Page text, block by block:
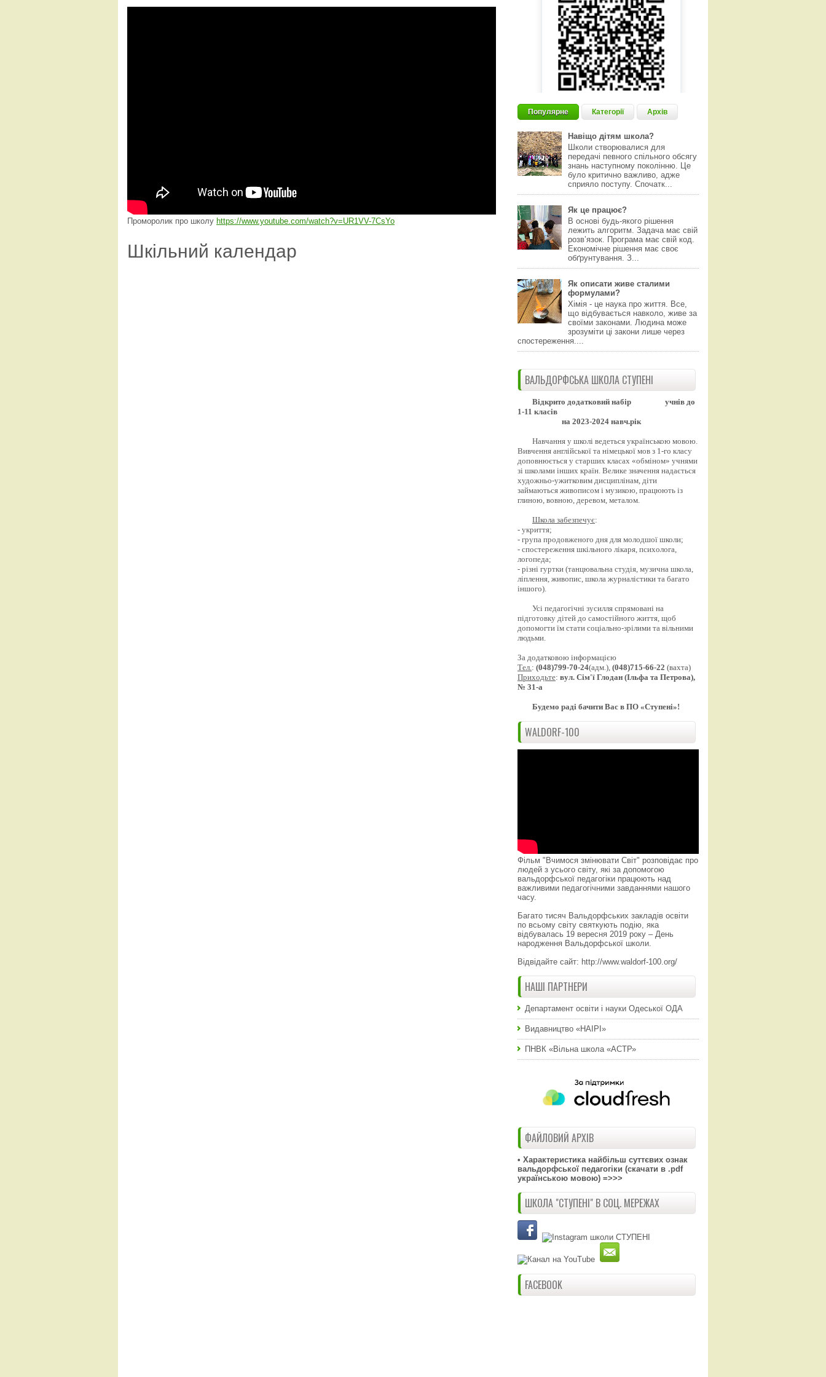
Проморолик про школу https://www.youtube.com/watch?v=UR1VV-7CsYo
Шкільний календар
Популярне Категорії Архів
Навіщо дітям школа?
Школи створювалися для
передачі певного спільного обсягу
знань наступному поколінню. Це
було критично важливо, адже
сприяло поступу. Спочатк...
Як це працює?
В основі будь-якого рішення
лежить алгоритм. Задача має свій
розвʼязок. Програма має свій код.
Економічне рішення має своє
обґрунтування. З...
Як описати живе сталими
формулами?
Хімія - це наука про життя. Все,
що відбувається навколо, живе за
своїми законами. Людина може
зрозуміти ці закони лише через
спостереження....
ВАЛЬДОРФСЬКА ШКОЛА СТУПЕНІ
Відкрито додатковий набір
учнів до
1-11 класів
на 2023-2024 навч.рік
Навчання у школі ведеться українською мовою.
Вивчення англійської та німецької мов з 1-го класу
доповнюється у старших класах «обміном» учнями
зі школами інших країн. Велике значення надається
художньо-ужитковим дисциплінам, діти
займаються живописом і музикою, працюють із
глиною, вовною, деревом, металом.
Школа забезпечує:
- укриття;
- група продовженого дня для молодшої школи;
- спостереження шкільного лікаря, психолога,
логопеда;
- різні гуртки (танцювальна студія, музична школа,
ліплення, живопис, школа журналістики та багато
іншого).
Усі педагогічні зусилля спрямовані на
підготовку дітей до самостійного життя, щоб
допомогти їм стати соціально-зрілими та вільними
людьми.
За додатковою інформацією
Тел. : (048)799-70-24(адм.), (048)715-66-22 (вахта)
Приходьте: вул. Сім'ї Глодан (Ільфа та Петрова),
№ 31-а
Будемо раді бачити Вас в ПО «Ступені»!
WALDORF-100
Фільм "Вчимося змінювати Світ" розповідає про
людей з усього світу, які за допомогою
вальдорфської педагогіки працюють над
важливими педагогічними завданнями нашого
часу.
Багато тисяч Вальдорфських закладів освіти
по всьому світу святкують подію, яка
відбувалась 19 вересня 2019 року – День
народження Вальдорфської школи.
Відвідайте сайт: http://www.waldorf-100.org/
НАШІ ПАРТНЕРИ
Департамент освіти і науки Одеської ОДА
Видавництво «НАІРІ»
ПНВК «Вільна школа «АСТР»
ФАЙЛОВИЙ АРХІВ
• Характеристика найбільш суттєвих ознак
вальдорфської педагогіки (скачати в .pdf
українською мовою) =>>>
ШКОЛА "СТУПЕНІ" В СОЦ. МЕРЕЖАХ
FACEBOOK